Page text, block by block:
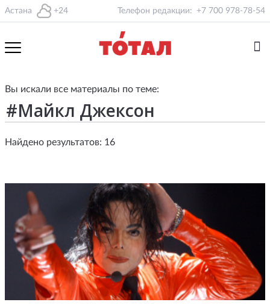
Астана +24 Телефон редакции: +7 700 978-78-54
Вы искали все материалы по теме:
Найдено результатов: 16